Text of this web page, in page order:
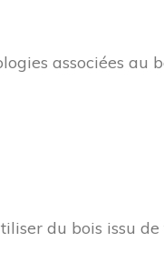
associées au
du bois issu